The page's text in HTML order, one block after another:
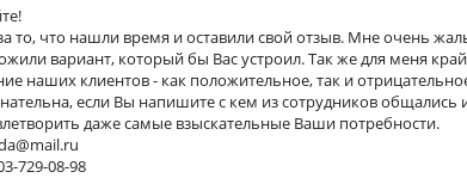
то, что нашли время и оставили свой отзыв. Мне очень
вариант, который бы Вас устроил. Так же для меня
наших клиентов - как положительное, так и
если Вы напишите с кем из сотрудников общались
даже самые взыскательные Ваши потребности.
729-08-98